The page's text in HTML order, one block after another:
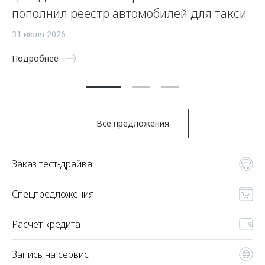
пополнил реестр автомобилей для такси
31 июля 2026
Подробнее
Все предложения
Заказ тест-драйва
Спецпредложения
Расчет кредита
Запись на сервис